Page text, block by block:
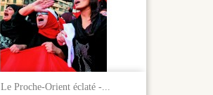
Le Proche-Orient éclaté -...